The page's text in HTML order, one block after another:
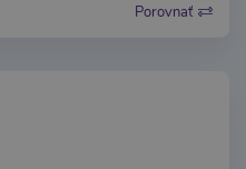
Porovnať